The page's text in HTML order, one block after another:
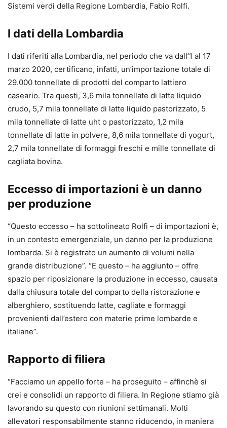
Sistemi verdi della Regione Lombardia, Fabio Rolfi.
I dati della Lombardia
I dati riferiti alla Lombardia, nel periodo che va dall’1 al 17
marzo 2020, certificano, infatti, un’importazione totale di
29.000 tonnellate di prodotti del comparto lattiero
caseario. Tra questi, 3,6 mila tonnellate di latte liquido
crudo, 5,7 mila tonnellate di latte liquido pastorizzato, 5
mila tonnellate di latte uht o pastorizzato, 1,2 mila
tonnellate di latte in polvere, 8,6 mila tonnellate di yogurt,
2,7 mila tonnellate di formaggi freschi e mille tonnellate di
cagliata bovina.
Eccesso di importazioni è un danno
per produzione
“Questo eccesso – ha sottolineato Rolfi – di importazioni è,
in un contesto emergenziale, un danno per la produzione
lombarda. Si è registrato un aumento di volumi nella
grande distribuzione”. “E questo – ha aggiunto – offre
spazio per riposizionare la produzione in eccesso, causata
dalla chiusura totale del comparto della ristorazione e
alberghiero, sostituendo latte, cagliate e formaggi
provenienti dall’estero con materie prime lombarde e
italiane”.
Rapporto di filiera
“Facciamo un appello forte – ha proseguito – affinchè si
crei e consolidi un rapporto di filiera. In Regione stiamo già
lavorando su questo con riunioni settimanali. Molti
allevatori responsabilmente stanno riducendo, in maniera